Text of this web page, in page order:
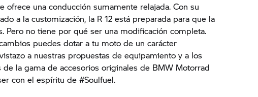
ofrece una conducción sumamente relajada. Con su
a la customización, la R 12 está preparada para que la
Pero no tiene por qué ser una modificación completa.
puedes dotar a tu moto de un carácter
a nuestras propuestas de equipamiento y a los
la gama de accesorios originales de BMW Motorrad
con el espíritu de #Soulfuel.